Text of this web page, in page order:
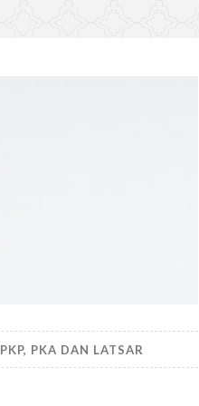
PKP, PKA DAN LATSAR